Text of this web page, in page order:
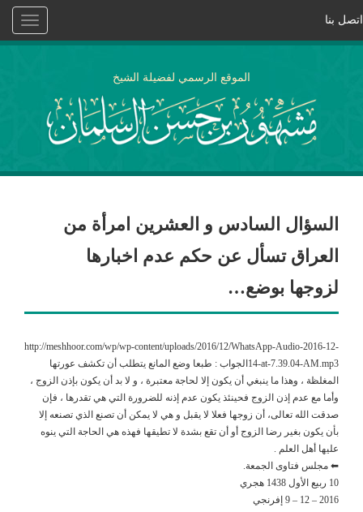
Toggle
اتصل بنا
الموقع الرسمي لفضيلة الشيخ
السؤال السادس و العشرين امرأة من
العراق تسأل عن حكم عدم اخبارها
لزوجها بوضع…
http://meshhoor.com/wp/wp-content/uploads/2016/12/WhatsApp-Audio-2016-12-
14-at-7.39.04-AM.mp3الجواب : طبعا وضع المانع يتطلب أن تكشف عورتها
المغلظة ، وهذا ما ينبغي أن يكون إلا لحاجة معتبرة ، و لا بد أن يكون بإذن الزوج ،
وأما مع عدم إذن الزوج فحينئذ يكون عدم إذنه للضرورة التي هي تقدرها ، فإن
صدقت الله تعالى، أن زوجها فعلا لا يقبل و هي لا يمكن أن تصنع الذي تصنعه إلا
بأن يكون بغير رضا الزوج أو أن تقع بشدة لا تطيقها فهذه هي الحاجة التي ينوه
عليها أهل العلم .
⬅ مجلس فتاوى الجمعة.
10 ربيع الأول 1438 هجري
2016 – 12 – 9 إفرنجي